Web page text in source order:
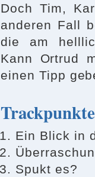
Doch Tim,
anderen Fall
die am
Kann Ortrud
einen Tipp
Trackpunkte
Ein Blick in
Spukt es?